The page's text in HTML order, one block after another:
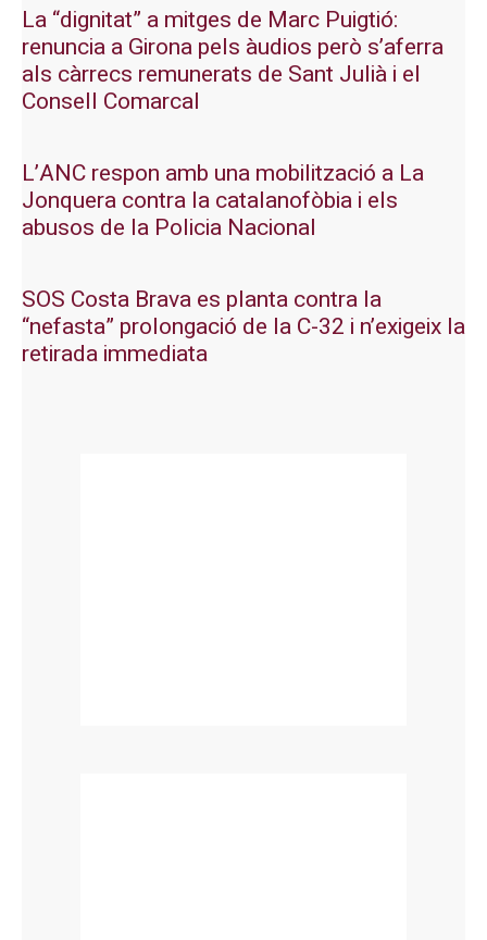
La “dignitat” a mitges de Marc Puigtió:
renuncia a Girona pels àudios però s’aferra
als càrrecs remunerats de Sant Julià i el
Consell Comarcal
L’ANC respon amb una mobilització a La
Jonquera contra la catalanofòbia i els
abusos de la Policia Nacional
SOS Costa Brava es planta contra la
“nefasta” prolongació de la C-32 i n’exigeix la
retirada immediata